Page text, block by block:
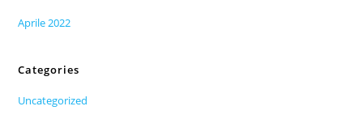
Aprile 2022
Categories
Uncategorized